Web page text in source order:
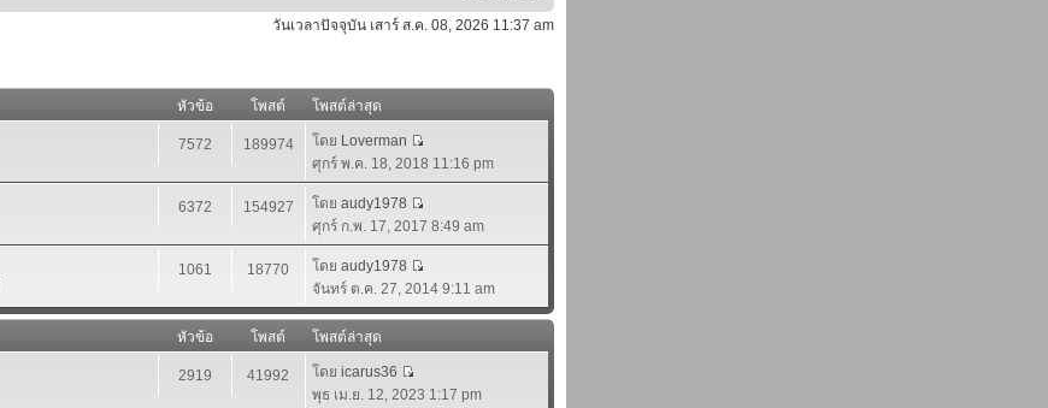
วันเวลาปัจจุบัน เสาร์ ส.ค. 08, 2026 11:37 am
หัวข้อ โพสต์
โพสต์ล่าสุด
7572 189974 โดย Loverman
ศุกร์ พ.ค. 18, 2018 11:16 pm
6372 154927 โดย audy1978
ศุกร์ ก.พ. 17, 2017 8:49 am
1061 18770 โดย audy1978
จันทร์ ต.ค. 27, 2014 9:11 am
หัวข้อ โพสต์
โพสต์ล่าสุด
2919 41992 โดย icarus36
พุธ เม.ย. 12, 2023 1:17 pm